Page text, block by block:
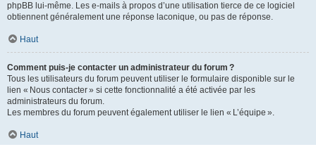
phpBB lui-même. Les e-mails à propos d’une utilisation tierce de ce logiciel
obtiennent généralement une réponse laconique, ou pas de réponse.
Haut
Comment puis-je contacter un administrateur du forum ?
Tous les utilisateurs du forum peuvent utiliser le formulaire disponible sur le
lien « Nous contacter » si cette fonctionnalité a été activée par les
administrateurs du forum.
Les membres du forum peuvent également utiliser le lien « L’équipe ».
Haut